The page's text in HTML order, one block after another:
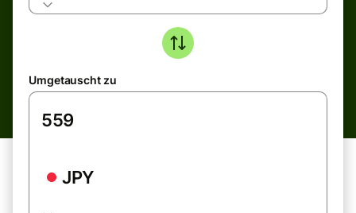
Umgetauscht zu
JPY